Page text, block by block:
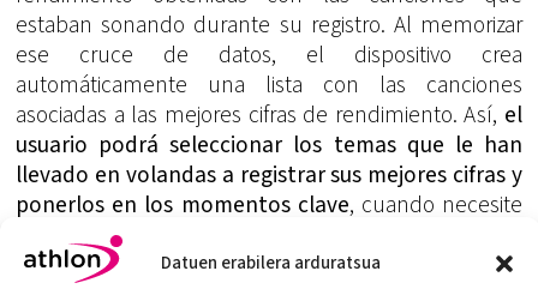
Datuen erabilera arduratsua
estaban sonando durante su registro. Al memorizar
ese cruce de datos, el dispositivo crea
automáticamente una lista con las canciones
asociadas a las mejores cifras de rendimiento. Así, el
usuario podrá seleccionar los temas que le han
llevado en volandas a registrar sus mejores cifras y
ponerlos en los momentos clave, cuando necesite
una motivación extra para conseguir sus objetivos.
Sector:Monitorización y deporte